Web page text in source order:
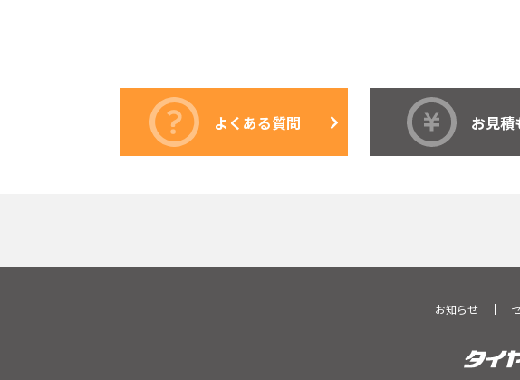
よくある質問 お見積
お知らせ